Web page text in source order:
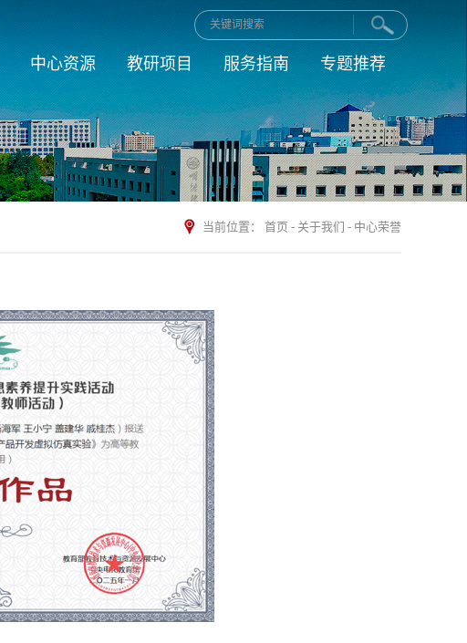
中心资源 教研项目 服务指南 专题推荐
当前位置： 首页 - 关于我们 - 中心荣誉